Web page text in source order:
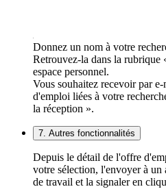
Donnez un nom à votre
Retrouvez-la dans la rubrique
espace personnel.
Vous souhaitez recevoir par
d'emploi liées à votre
la réception ».
7. Autres fonctionnalités
Depuis le détail de l'offre
votre sélection, l'envoyer à
de travail et la signaler en